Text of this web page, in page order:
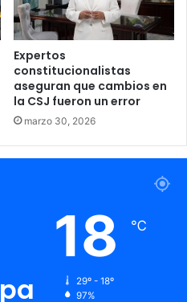
Expertos
constitucionalistas
aseguran que cambios en
la CSJ fueron un error
marzo 30, 2026
18 ℃
29º - 18º
97%